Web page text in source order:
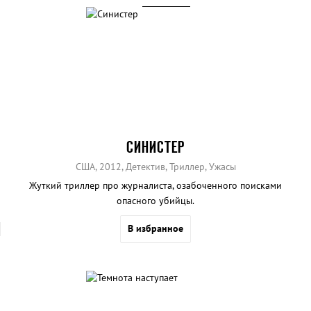
СИНИСТЕР
США, 2012, Детектив, Триллер, Ужасы
Жуткий триллер про журналиста, озабоченного поисками
опасного убийцы.
В избранное